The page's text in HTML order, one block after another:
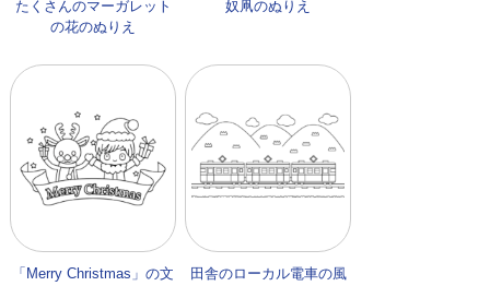
たくさんのマーガレット
の花のぬりえ
奴凧のぬりえ
「Merry Christmas」の文
田舎のローカル電車の風